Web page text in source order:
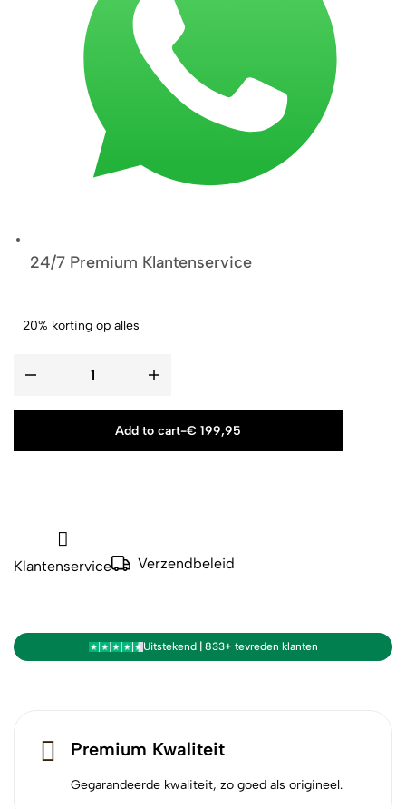
24/7 Premium Klantenservice
20% korting op alles
Add to cart-€ 199,95
Klantenservice Verzendbeleid
Uitstekend | 833+ tevreden klanten
Premium Kwaliteit
Gegarandeerde kwaliteit, zo goed als origineel.